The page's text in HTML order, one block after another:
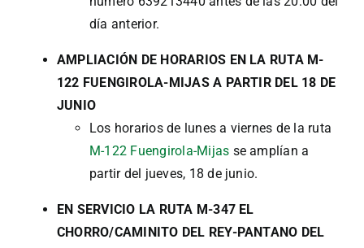
día anterior.
AMPLIACIÓN DE HORARIOS EN LA RUTA M-
122 FUENGIROLA-MIJAS A PARTIR DEL 18 DE
JUNIO
Los horarios de lunes a viernes de la ruta
M-122 Fuengirola-Mijas se amplían a
partir del jueves, 18 de junio.
EN SERVICIO LA RUTA M-347 EL
CHORRO/CAMINITO DEL REY-PANTANO DEL